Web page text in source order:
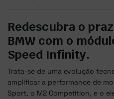
Redescubra o
BMW com o
Speed Infinity.
Trata-se de uma evolução
amplificar a performance de
Sport, o M2 Competition, e o